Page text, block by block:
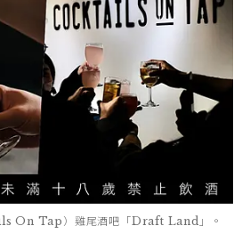
On Tap）雞尾酒吧「Draft Land」。